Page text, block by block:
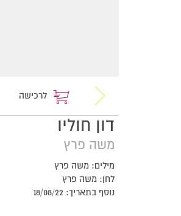
לרכישה
דון חוליו
משה פרץ
מילים: משה פרץ
לחן: משה פרץ
נוסף בתאריך: 18/08/22